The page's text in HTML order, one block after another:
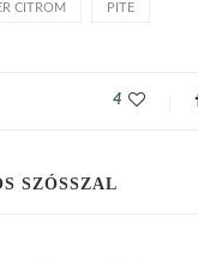
CITROM PITE
4
SZÓSSZAL